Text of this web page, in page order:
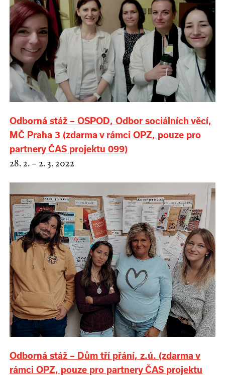
Odborná stáž – OSPOD, Odbor sociálních věcí,
MČ Praha 3 (zdarma v rámci OPZ, pouze pro
partnery ČAS projektu 099)
28. 2. – 2. 3. 2022
Odborná stáž – Dům tří přání, z.ú. (zdarma v
rámci OPZ, pouze pro partnery ČAS projektu